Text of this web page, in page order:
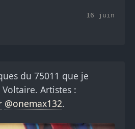
16 juin
du 75011 que je
Artistes :
@onemax132.